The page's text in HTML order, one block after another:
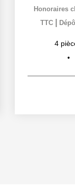
Honoraires
TTC
4